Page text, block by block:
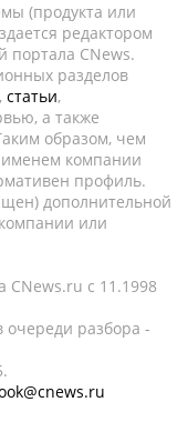
(продукта или
редактором
портала CNews.
разделов
статьи,
а также
образом, чем
компании
профиль.
дополнительной
или
CNews.ru c 11.1998
разбора -